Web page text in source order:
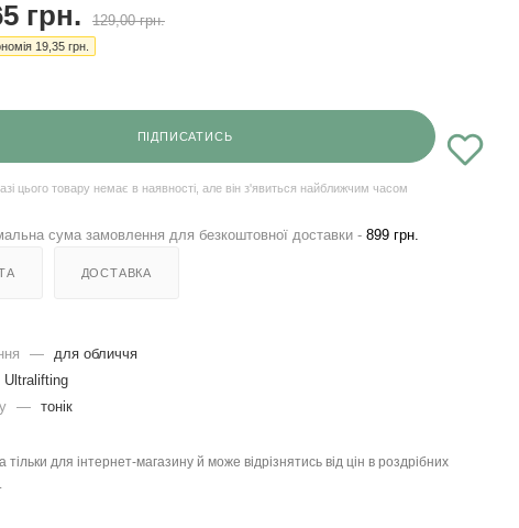
грн. 129,00грн.
19,35 грн.
ПІДПИСАТИСЬ
цього товару немає в наявності, але він з'явиться найближчим часом
сума замовлення для безкоштовної доставки - 899 грн.
ДОСТАВКА
—
для обличчя
Ultralifting
— тонік
тільки для інтернет-магазину й може відрізнятись від цін в роздрібних